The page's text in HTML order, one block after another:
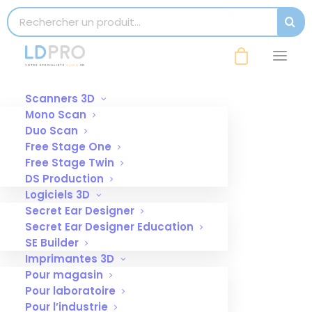
Search for:
Scanners 3D
Mono Scan
Duo Scan
Free Stage One
Free Stage Twin
DS Production
Logiciels 3D
Secret Ear Designer
Secret Ear Designer Education
SE Builder
Imprimantes 3D
Pour magasin
Pour laboratoire
Pour l’industrie
Polymax 1
modal-check